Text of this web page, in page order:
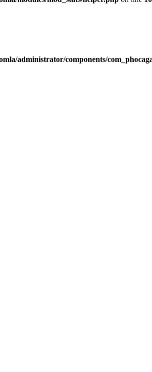
administrator/components/